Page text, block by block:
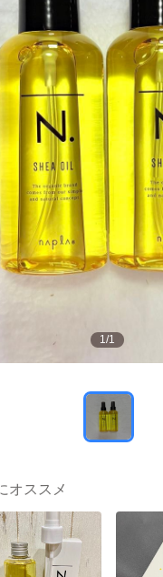
1/1
オススメ